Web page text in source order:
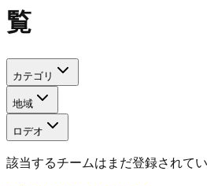
覧
カテゴリ
地域
ロデオ
該当するチームはまだ登録されて